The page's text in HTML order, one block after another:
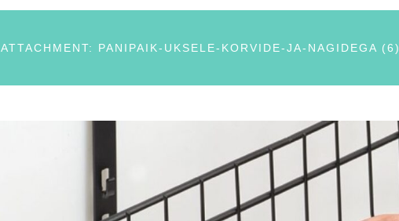
ATTACHMENT: PANIPAIK-UKSELE-KORVIDE-JA-NAGIDEGA (6)